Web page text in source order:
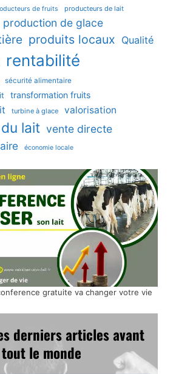
de fruits producteurs de lait
production de glace
produits locaux Qualité
rentabilité
sécurité alimentaire
transformation fruits
turbine à glace valorisation
lait vente directe
économie locale
gratuite va changer votre vie